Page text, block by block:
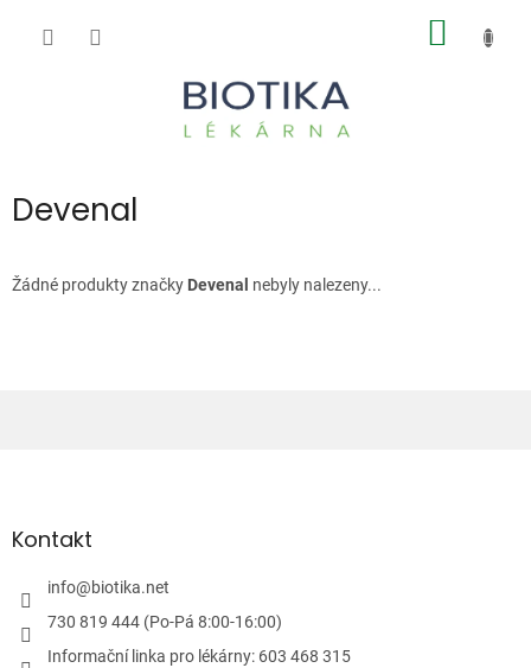
Devenal
Žádné produkty značky Devenal nebyly nalezeny...
aKontakt
info@biotika.net
730 819 444 (Po-Pá 8:00-16:00)
Informační linka pro lékárny: 603 468 315